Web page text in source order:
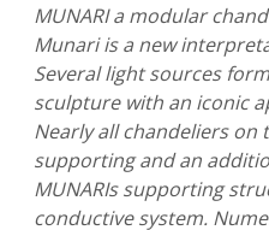
MUNARI a modular
Munari is a new
Several light sources
sculpture with an iconic
Nearly all chandeliers on
supporting and an
MUNARIs supporting
conductive system.